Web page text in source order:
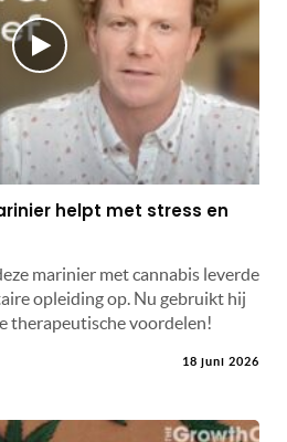
helpt met stress en
marinier met cannabis leverde
opleiding op. Nu gebruikt hij
therapeutische voordelen!
18 juni 2026